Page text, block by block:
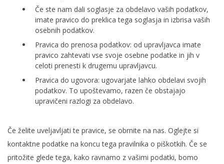
Če ste nam dali soglasje za obdelavo vaših podatkov,
imate pravico do preklica tega soglasja in izbrisa vaših
osebnih podatkov.
Pravica do prenosa podatkov: od upravljavca imate
pravico zahtevati vse svoje osebne podatke in jih v
celoti prenesti k drugemu upravljavcu.
Pravica do ugovora: ugovarjate lahko obdelavi svojih
podatkov. To upoštevamo, razen če obstajajo
upravičeni razlogi za obdelavo.
Če želite uveljavljati te pravice, se obrnite na nas. Oglejte si
kontaktne podatke na koncu tega pravilnika o piškotkih. Če se
pritožite glede tega, kako ravnamo z vašimi podatki, bomo